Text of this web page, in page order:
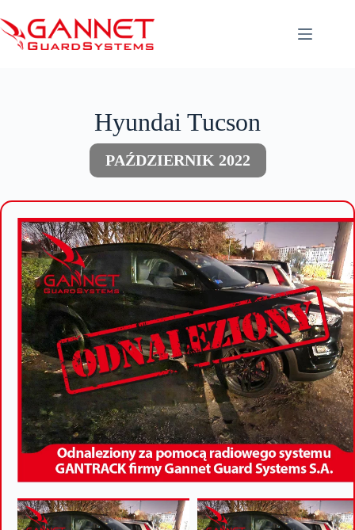
do
treści
Hyundai Tucson
PAŹDZIERNIK 2022